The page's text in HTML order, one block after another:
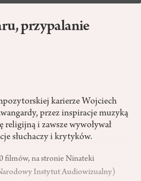
przypalanie
karierze Wojciech
przez inspiracje muzyką
religijną i zawsze wywoływał
słuchaczy i krytyków.
filmów, na stronie Ninateki
Instytut Audiowizualny)